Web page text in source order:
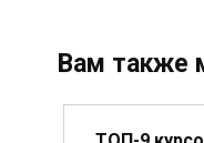
Вам также